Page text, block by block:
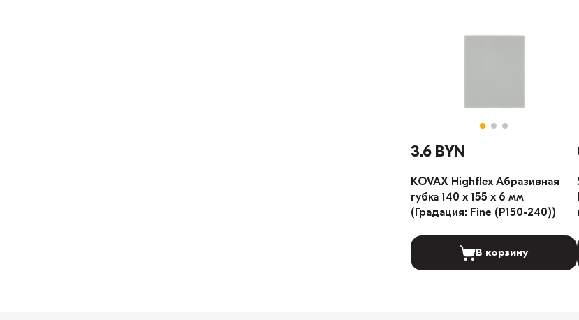
3.6 BYN
KOVAX Highflex Абразивная
губка 140 х 155 х 6 мм
(Градация: Fine (P150-240))
В корзину